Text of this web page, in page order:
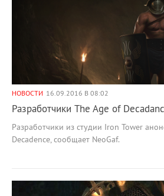
НОВОСТИ 16.09.2016 В 08:02
Разработчики The Age of
Разработчики из студии Iron Tower
Decadence, сообщает NeoGaf.